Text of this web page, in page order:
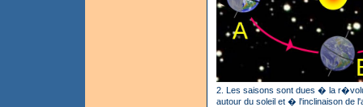
2. Les saisons sont dues � la
autour du soleil et � l'inclinaison de